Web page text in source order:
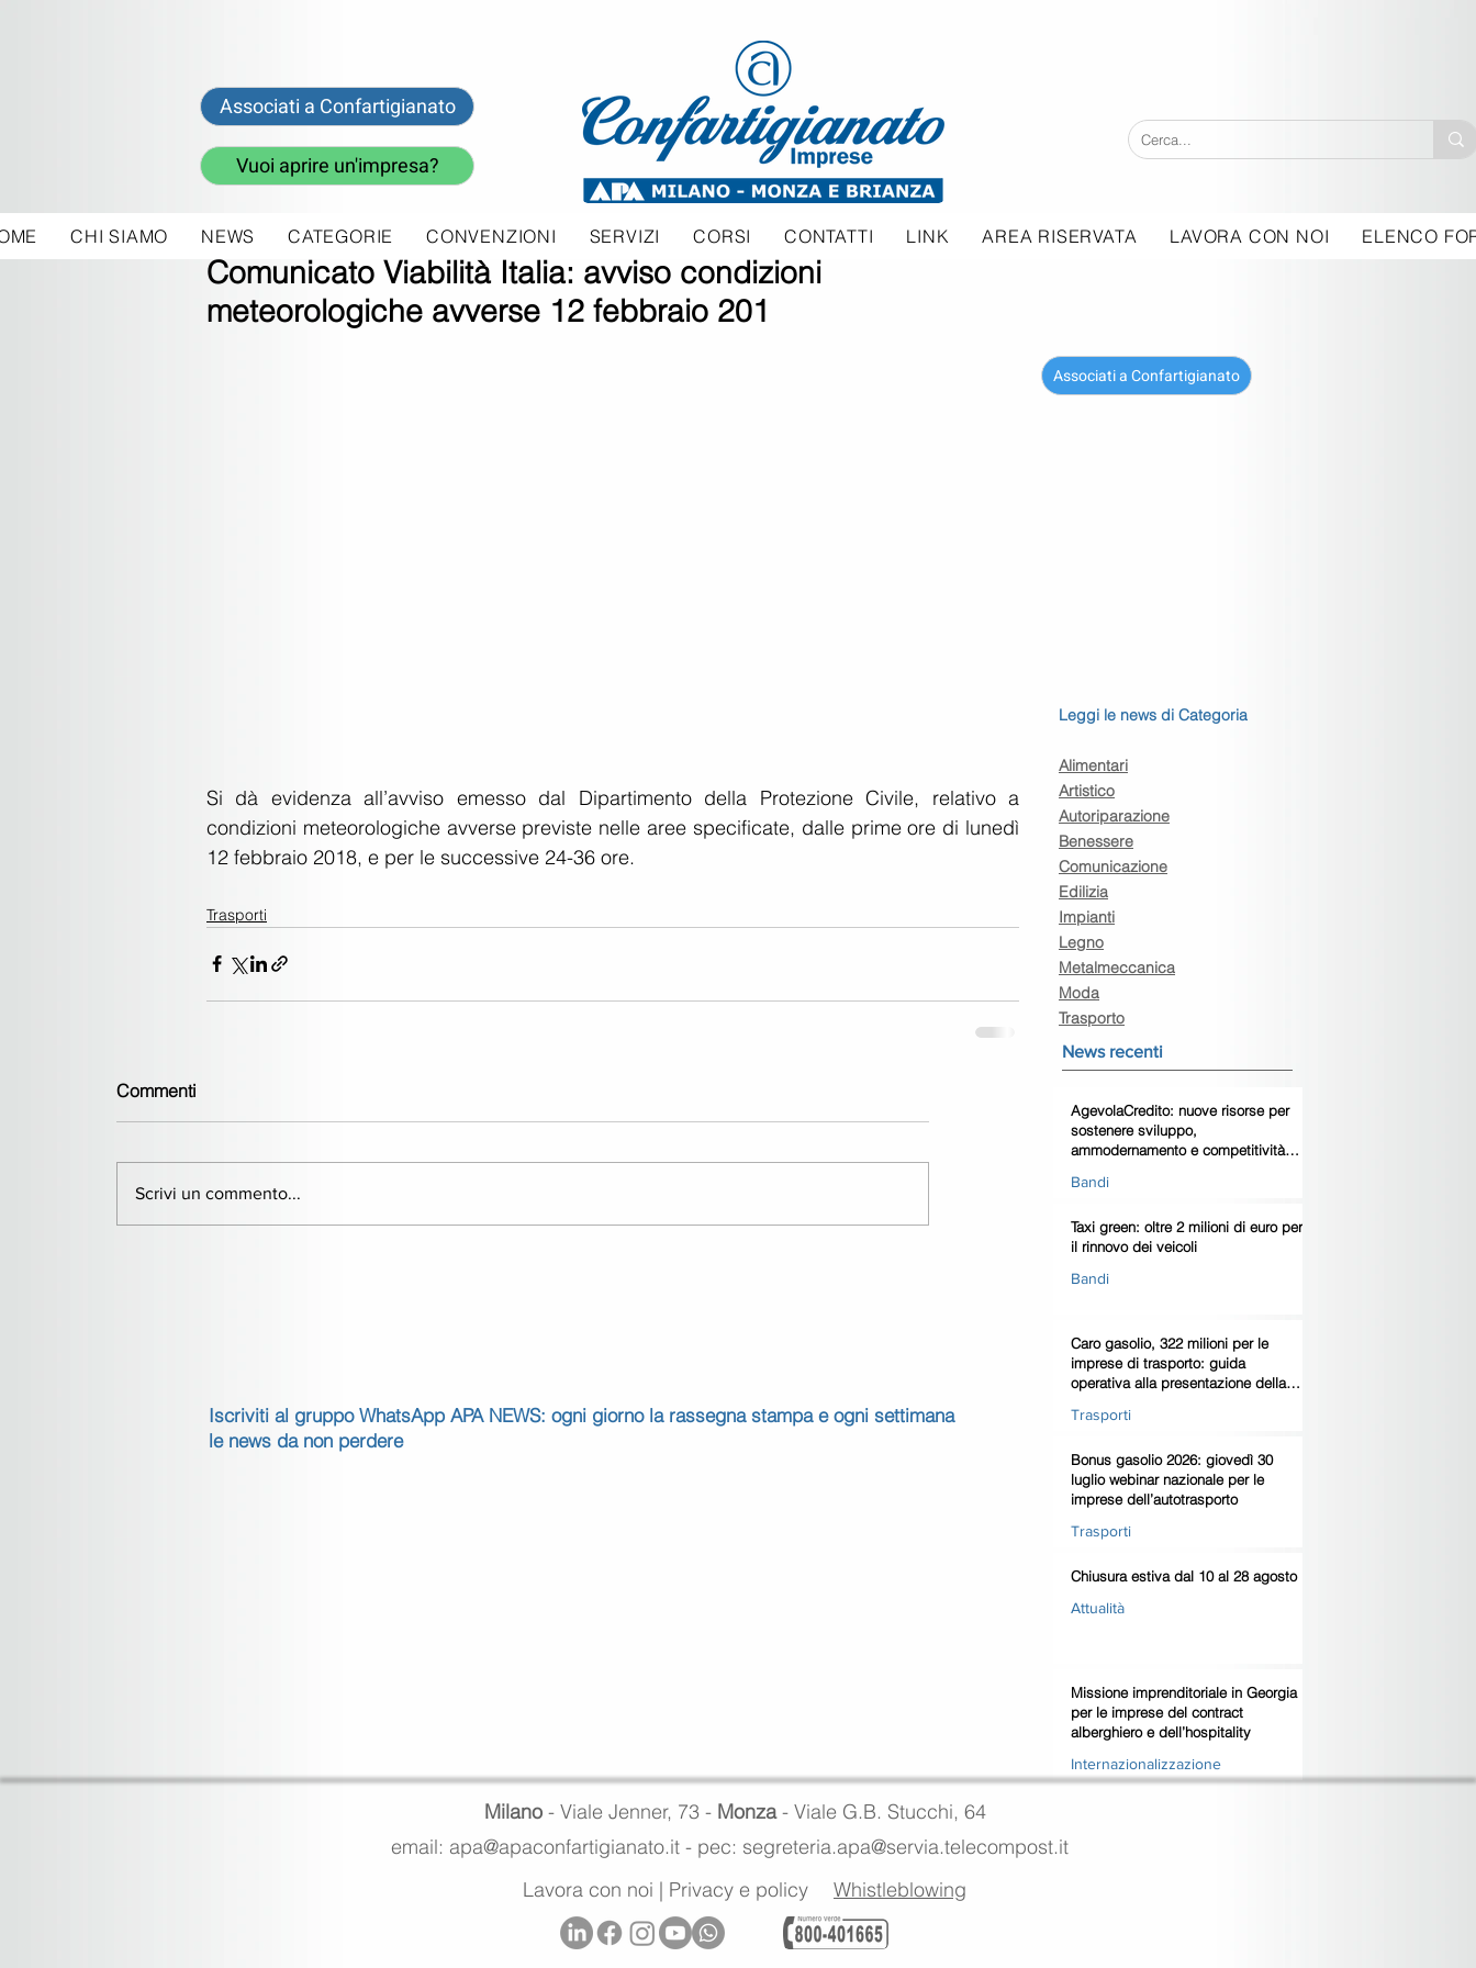
Associati a Confartigianato
Vuoi aprire un'impresa?
CHI SIAMO NEWS CATEGORIE CONVENZIONI SERVIZI CORSI CONTATTI LINK AREA RISERVATA LAVORA CON NOI ELENCO
Comunicato Viabilità Italia: avviso condizioni
meteorologiche avverse 12 febbraio 201
14 feb 2018
Si dà evidenza all’avviso emesso dal Dipartimento della Protezione Civile, relativo a
condizioni meteorologiche avverse previste nelle aree specificate, dalle prime ore di lunedì
12 febbraio 2018, e per le successive 24-36 ore.
Trasporti
Commenti
Scrivi un commento...
Leggi le news di Categoria
Alimentari
Artistico
Autoriparazione
Benessere
Comunicazione
Edilizia
Impianti
Legno
Metalmeccanica
Moda
Trasporto
News recenti
AgevolaCredito: nuove risorse per
sostenere sviluppo,
ammodernamento e competitività
Bandi
Taxi green: oltre 2 milioni di euro per
il rinnovo dei veicoli
Bandi
Caro gasolio, 322 milioni per le
imprese di trasporto: guida
operativa alla presentazione della
Trasporti
Bonus gasolio 2026: giovedì 30
luglio webinar nazionale per le
imprese dell’autotrasporto
Trasporti
Chiusura estiva dal 10 al 28 agosto
Attualità
Missione imprenditoriale in Georgia
per le imprese del contract
alberghiero e dell’hospitality
Internazionalizzazione
Iscriviti al gruppo WhatsApp APA NEWS: ogni giorno la rassegna stampa e ogni settimana
le news da non perdere
Associati a Confartigianato
Milano - Viale Jenner, 73 - Monza- Viale G.B. Stucchi, 64
email: apa@apaconfartigianato.it - pec: segreteria.apa@servia.telecompost.it
Lavora con noi | Privacy e policy Whistleblowing